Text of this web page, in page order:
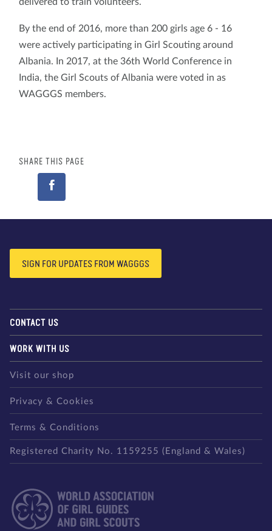
By the end of 2016, more than 200 girls age 6 - 16
were actively participating in Girl Scouting around
Albania. In 2017, at the 36th World Conference in
India, the Girl Scouts of Albania were voted in as
WAGGGS members.
SHARE THIS PAGE
SIGN FOR UPDATES FROM WAGGGS
CONTACT US
WORK WITH US
Visit our shop
Privacy & Cookies
Terms & Conditions
Registered Charity No. 1159255 (England & Wales)